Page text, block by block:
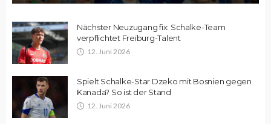
Nächster Neuzugang fix: Schalke-Team
verpflichtet Freiburg-Talent
12. Juni 2026
Spielt Schalke-Star Dzeko mit Bosnien gegen
Kanada? So ist der Stand
12. Juni 2026